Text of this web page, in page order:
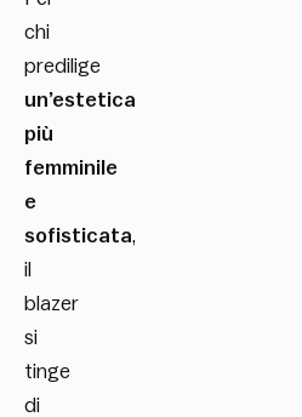
chi
predilige
un’estetica
più
femminile
e
sofisticata,
il
blazer
si
tinge
di